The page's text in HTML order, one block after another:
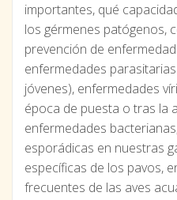
importantes, qué
los gérmenes patógenos,
prevención de
enfermedades
jóvenes), enfermedades
época de puesta o tras la
enfermedades
esporádicas en nuestras
específicas de los pavos,
frecuentes de las aves